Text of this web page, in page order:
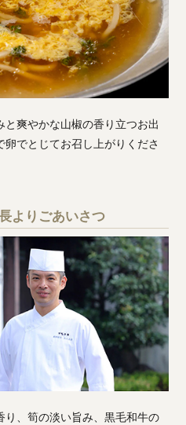
爽やかな山椒の香り立つお出
でとじてお召し上がりくださ
よりごあいさつ
、筍の淡い旨み、黒毛和牛の